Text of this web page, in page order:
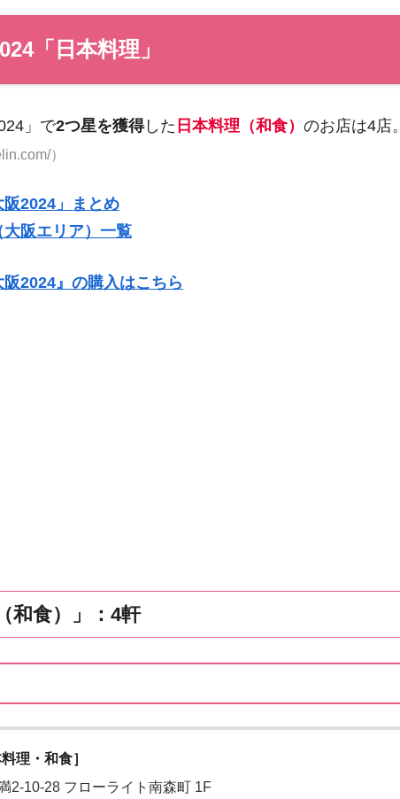
「日本料理」
」で2つ星を獲得した 日本料理（和食） のお店は4店。
）
阪2024」まとめ
阪エリア）一覧
阪2024』の購入はこちら
和食）」：4軒
理・和食］
2-10-28 フローライト南森町 1F